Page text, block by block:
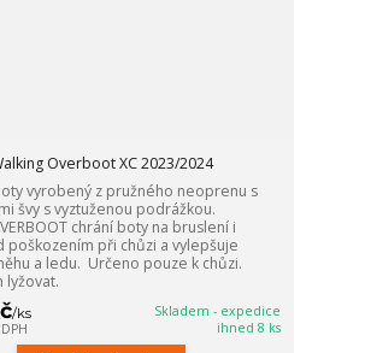
Overboot XC 2023/2024
vyrobený z pružného neoprenu s
švy s vyztuženou podrážkou.
chrání boty na bruslení i
poškozením při chůzi a vylepšuje
a ledu. Určeno pouze k chůzi.
lyžovat.
/ks
Skladem - expedice
ihned 8 ks